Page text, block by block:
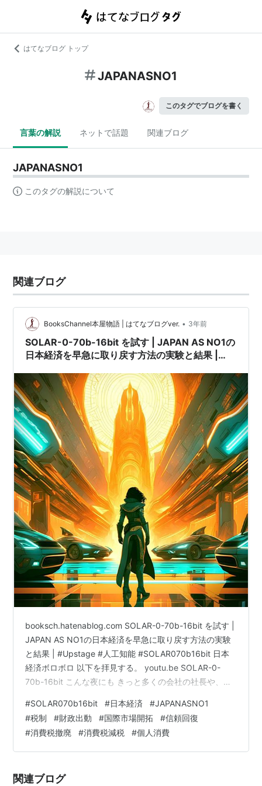
はてなブログ トップ
JAPANASNO1
このタグでブログを書く
言葉の解説 ネットで話題 関連ブログ
JAPANASNO1
このタグの解説について
関連ブログ
BooksChannel本屋物語 | はてなブログver. • 3年前
SOLAR-0-70b-16bit を試す | JAPAN AS NO1の
日本経済を早急に取り戻す方法の実験と結果 |
booksch.hatenablog.com SOLAR-0-70b-16bit を試す |
JAPAN AS NO1の日本経済を早急に取り戻す方法の実験
と結果 | #Upstage #人工知能 #SOLAR070b16bit 日本
経済ボロボロ 以下を拝見する。 youtu.be SOLAR-0-
70b-16bit こんな夜にも きっと多くの会社の社長や、関
されど救済する声は何一つ聞こえてこない。
huggingface.co 「日本経済ボロボロ」で終わっていては
いけないと思い、HuggingFace Open LLMのリーダーボ
ードでトップラ…
#SOLAR070b16bit #日本経済 #JAPANASNO1
#税制 #財政出動 #国際市場開拓 #信頼回復
#消費税撤廃 #消費税減税 #個人消費
関連ブログ